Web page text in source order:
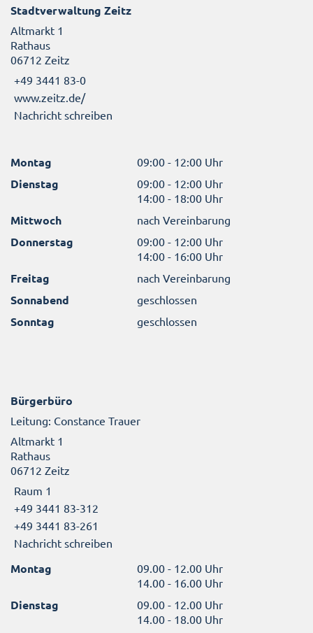
Stadtverwaltung Zeitz
Altmarkt 1
Rathaus
06712 Zeitz
+49 3441 83-0
www.zeitz.de/
Nachricht schreiben
Montag 09:00 - 12:00 Uhr
Dienstag
09:00 - 12:00 Uhr
14:00 - 18:00 Uhr
Mittwoch nach Vereinbarung
Donnerstag
09:00 - 12:00 Uhr
14:00 - 16:00 Uhr
Freitag nach Vereinbarung
Sonnabend geschlossen
Sonntag geschlossen
Bürgerbüro
Leitung: Constance Trauer
Altmarkt 1
Rathaus
06712 Zeitz
Raum 1
+49 3441 83-312
+49 3441 83-261
Nachricht schreiben
Montag
09.00 - 12.00 Uhr
14.00 - 16.00 Uhr
Dienstag
09.00 - 12.00 Uhr
14.00 - 18.00 Uhr